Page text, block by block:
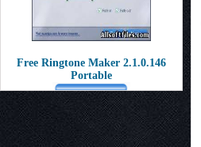
Free Ringtone Maker 2.1.0.146
Portable